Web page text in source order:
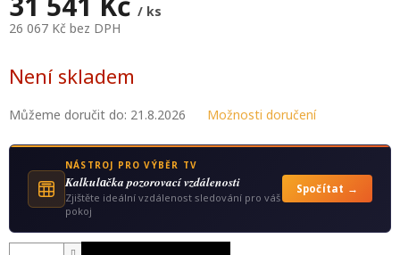
/ ks
26 067 Kč bez DPH
cena:
Není skladem
Můžeme doručit do: 21.8.2026 Možnosti doručení
NÁSTROJ PRO VÝBĚR TV
Kalkulаčka pozorovací vzdálenosti
Zjištěte ideální vzdálenost sledování pro váš
pokoj
Spočítat →